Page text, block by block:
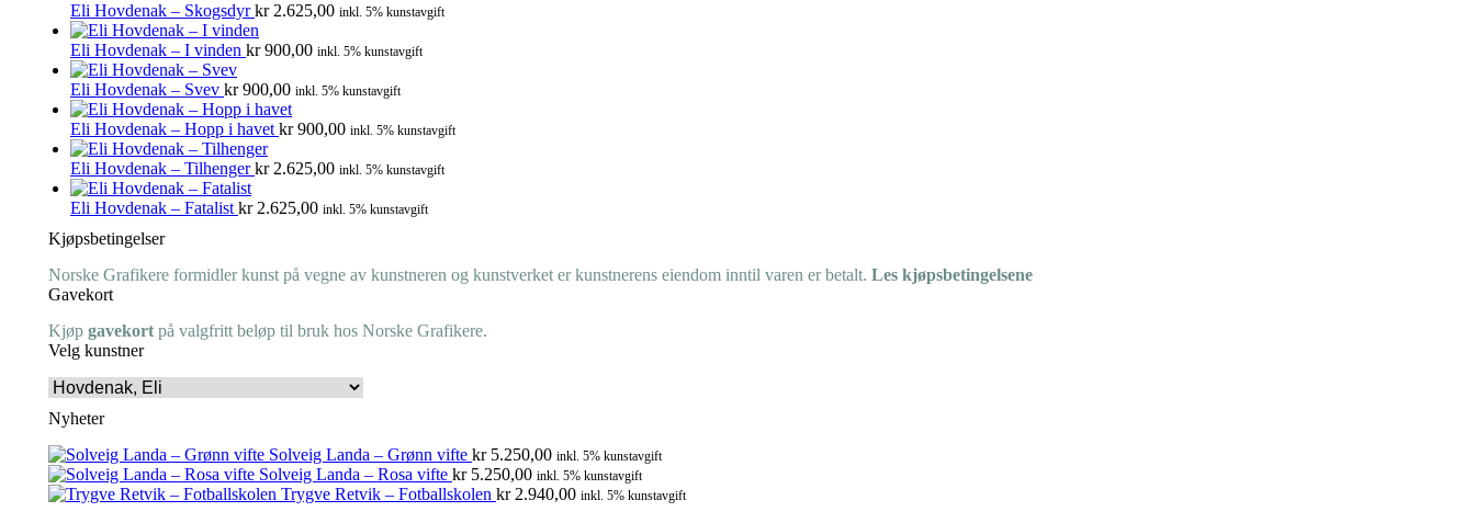
Eli Hovdenak – Skogsdyrkr2.625,00 inkl. 5% kunstavgift
Eli Hovdenak – I vinden kr900,00 inkl. 5% kunstavgift
Eli Hovdenak – Svev kr900,00 inkl. 5% kunstavgift
Eli Hovdenak – Hopp i havet kr900,00 inkl. 5% kunstavgift
Eli Hovdenak – Tilhengerkr2.625,00 inkl. 5% kunstavgift
Eli Hovdenak – Fatalist kr2.625,00 inkl. 5% kunstavgift
Kjøpsbetingelser
Norske Grafikere formidler kunst på vegne av kunstneren og kunstverket er kunstnerens eiendom inntil varen er betalt. Les kjøpsbetingelsene
Gavekort
Kjøp gavekort på valgfritt beløp til bruk hos Norske Grafikere.
Velg kunstner
Nyheter
Solveig Landa – Grønn vifte kr5.250,00 inkl. 5% kunstavgift
Solveig Landa – Rosa vifte kr5.250,00 inkl. 5% kunstavgift
Trygve Retvik – Fotballskolen kr2.940,00 inkl. 5% kunstavgift